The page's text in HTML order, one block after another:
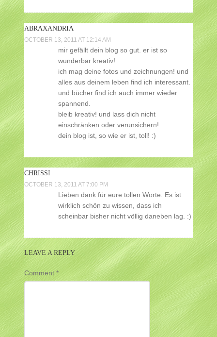
ABRAXANDRIA
OCTOBER 13, 2011 AT 12:14 AM
mir gefällt dein blog so gut. er ist so
wunderbar kreativ!
ich mag deine fotos und zeichnungen! und
alles aus deinem leben find ich interessant.
und bücher find ich auch immer wieder
spannend.
bleib kreativ! und lass dich nicht
einschränken oder verunsichern!
dein blog ist, so wie er ist, toll! :)
CHRISSI
OCTOBER 13, 2011 AT 7:00 PM
Lieben dank für eure tollen Worte. Es ist
wirklich schön zu wissen, dass ich
scheinbar bisher nicht völlig daneben lag. :)
LEAVE A REPLY
Comment*